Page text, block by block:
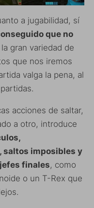
a jugabilidad, sí
que no
gran variedad de
que nos iremos
valga la pena, al
acciones de saltar,
a otro, introduce
saltos imposibles y
finales, como
o un T-Rex que